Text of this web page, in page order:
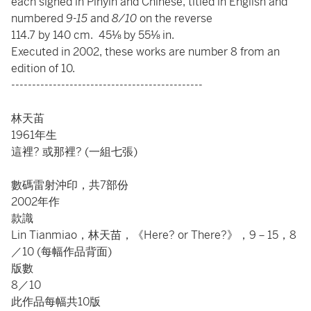
numbered 9-15and8/10on the reverse
114.7 by 140 cm. 45⅛ by 55⅛ in.
Executed in 2002, these works are number 8 from an
edition of 10.
----------------------------------------------
林天苖
1961年生
這裡? 或那裡? (一組七張)
數碼雷射沖印，共7部份
2002年作
款識
Lin Tianmiao，林天苗，《Here? or There?》，9－15，8
／10 (每幅作品背面)
版數
8／10
此作品每幅共10版